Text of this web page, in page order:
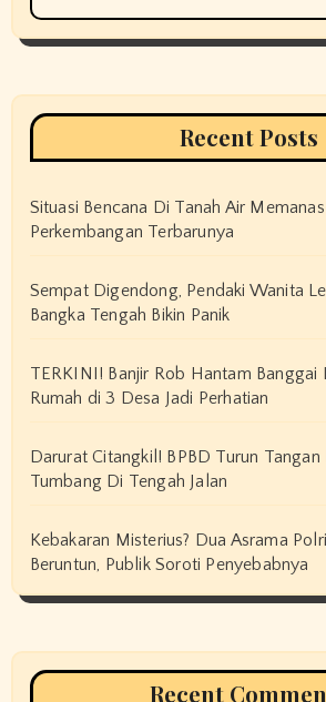
Recent Posts
Situasi Bencana Di Tanah Air
Perkembangan Terbarunya
Sempat Digendong, Pendaki Wanita
Bangka Tengah Bikin Panik
TERKINI! Banjir Rob Hantam Banggai
Rumah di 3 Desa Jadi Perhatian
Darurat Citangkil! BPBD Turun Tangan
Tumbang Di Tengah Jalan
Kebakaran Misterius? Dua Asrama
Beruntun, Publik Soroti Penyebabnya
Recent